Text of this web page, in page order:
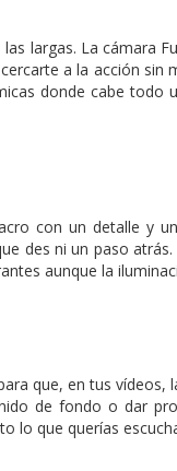
largas. La cámara
a la acción sin
donde cabe todo
con un detalle y
des ni un paso
aunque la
que, en tus vídeos,
de fondo o dar
lo que querías